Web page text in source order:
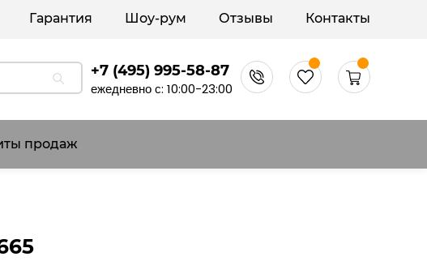
Гарантия Шоу-рум Отзывы Контакты
+7 (495) 995-58-87
ежедневно с: 10:00-23:00
продаж